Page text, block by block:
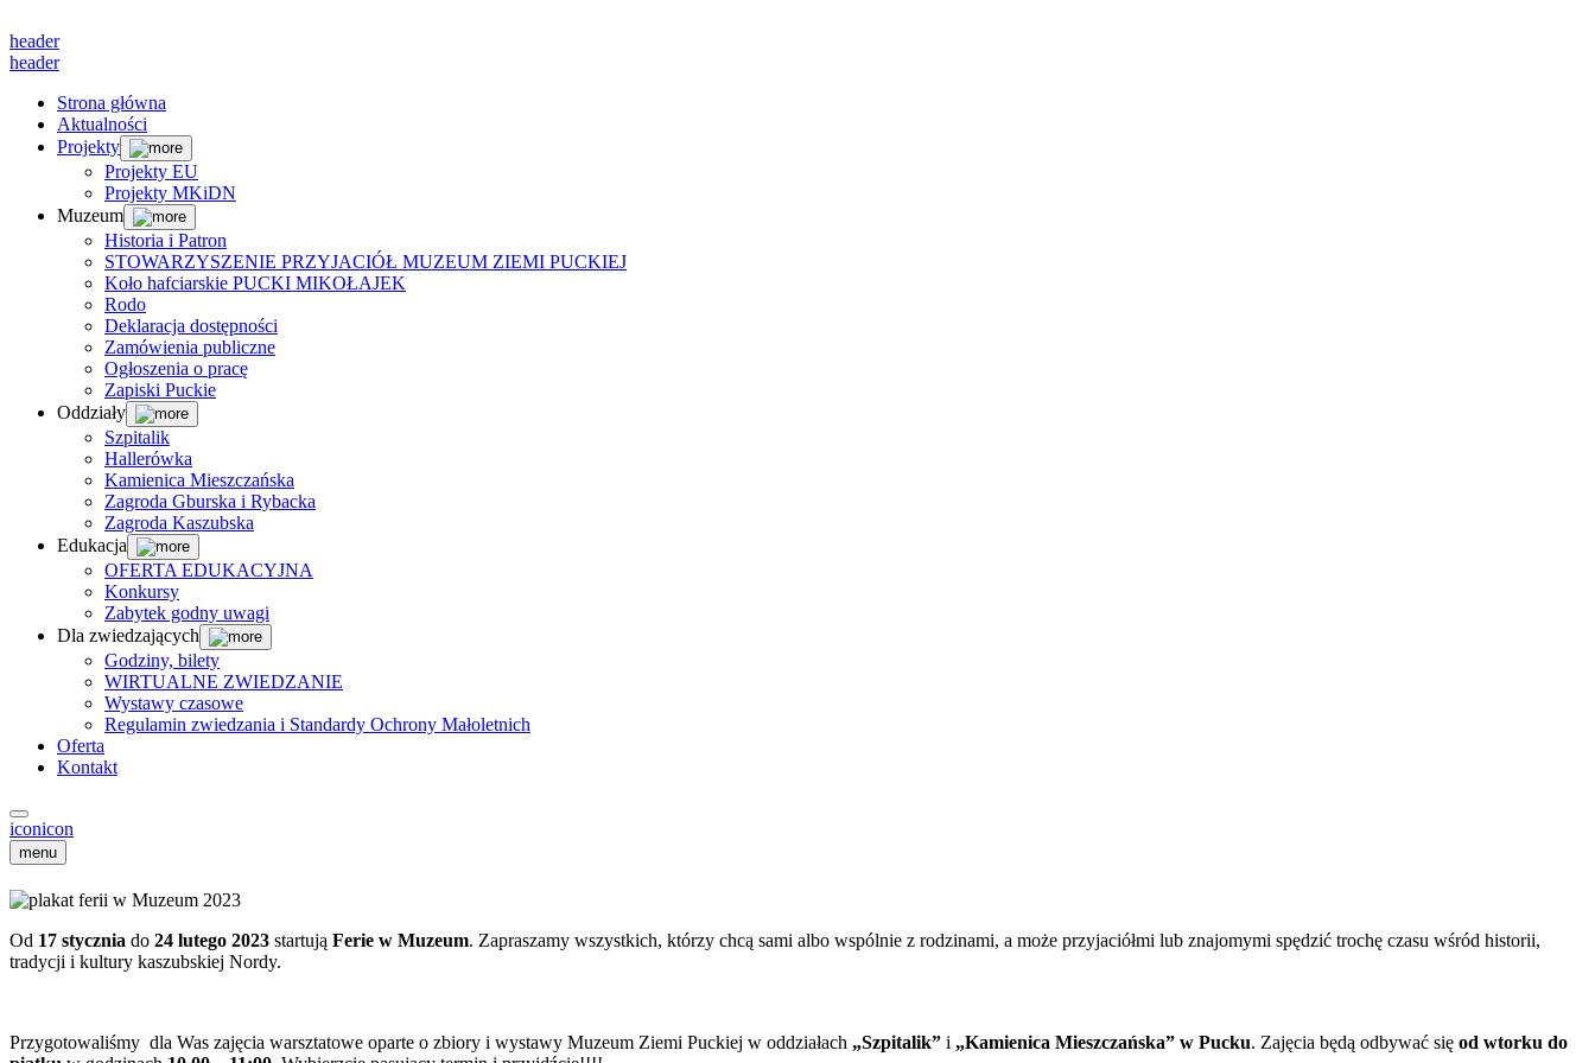
header
header
Strona główna
Aktualności
Projekty
Projekty EU
Projekty MKiDN
Muzeum
Historia i Patron
STOWARZYSZENIE PRZYJACIÓŁ MUZEUM ZIEMI PUCKIEJ
Koło hafciarskie PUCKI MIKOŁAJEK
Rodo
Deklaracja dostępności
Zamówienia publiczne
Ogłoszenia o pracę
Zapiski Puckie
Oddziały
Szpitalik
Hallerówka
Kamienica Mieszczańska
Zagroda Gburska i Rybacka
Zagroda Kaszubska
Edukacja
OFERTA EDUKACYJNA
Konkursy
Zabytek godny uwagi
Dla zwiedzających
Godziny, bilety
WIRTUALNE ZWIEDZANIE
Wystawy czasowe
Regulamin zwiedzania i Standardy Ochrony Małoletnich
Oferta
Kontakt
iconicon
menu
Od 17 stycznia do 24 lutego 2023 startują Ferie w Muzeum. Zapraszamy wszystkich, którzy chcą sami albo wspólnie z rodzinami, a może przyjaciółmi lub znajomymi spędzić trochę czasu wśród historii,
tradycji i kultury kaszubskiej Nordy.
Przygotowaliśmy dla Was zajęcia warsztatowe oparte o zbiory i wystawy Muzeum Ziemi Puckiej w oddziałach „Szpitalik” i „Kamienica Mieszczańska” w Pucku. Zajęcia będą odbywać się od wtorku do